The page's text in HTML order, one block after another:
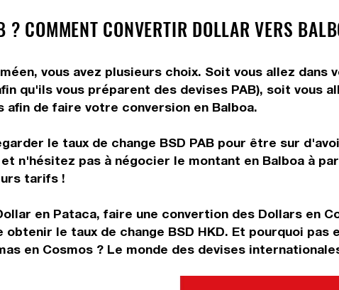
? COMMENT CONVERTIR DOLLAR VERS
vous avez plusieurs choix. Soit vous allez
qu'ils vous préparent des devises PAB), soit vous
de faire votre conversion en Balboa.
le taux de change BSD PAB pour être sur
n'hésitez pas à négocier le montant en Balboa à
tarifs !
en Pataca, faire une convertion des Dollars en
obtenir le taux de change BSD HKD. Et pourquoi
en Cosmos ? Le monde des devises